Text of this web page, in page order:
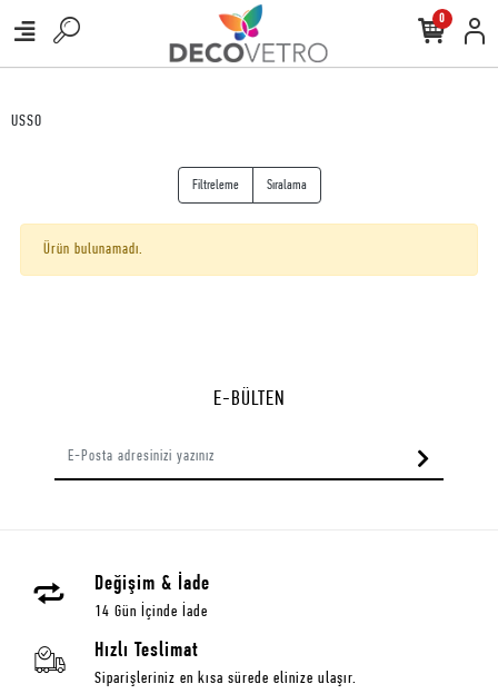
0
USSO
Filtreleme Sıralama
Ürün bulunamadı.
E-BÜLTEN
Değişim & İade
14 Gün İçinde İade
Hızlı Teslimat
Siparişleriniz en kısa sürede elinize ulaşır.